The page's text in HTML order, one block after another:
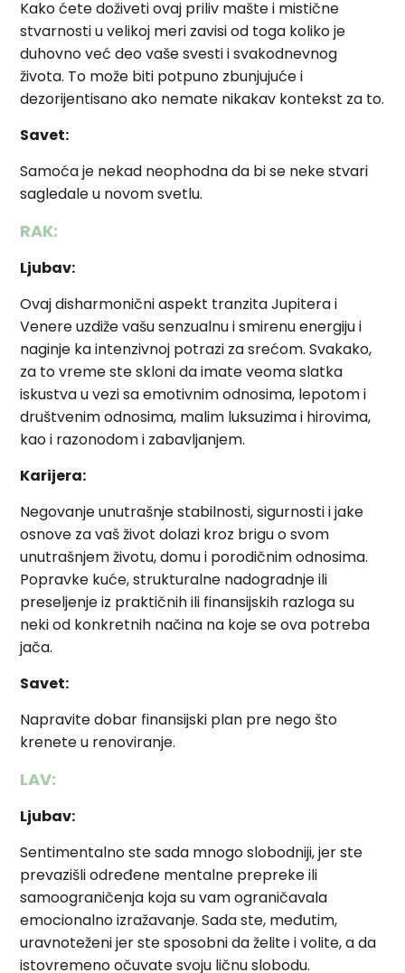
Kako ćete doživeti ovaj priliv mašte i mistične
stvarnosti u velikoj meri zavisi od toga koliko je
duhovno već deo vaše svesti i svakodnevnog
života. To može biti potpuno zbunjujuće i
dezorijentisano ako nemate nikakav kontekst za to.
Savet:
Samoća je nekad neophodna da bi se neke stvari
sagledale u novom svetlu.
RAK:
Ljubav:
Ovaj disharmonični aspekt tranzita Jupitera i
Venere uzdiže vašu senzualnu i smirenu energiju i
naginje ka intenzivnoj potrazi za srećom. Svakako,
za to vreme ste skloni da imate veoma slatka
iskustva u vezi sa emotivnim odnosima, lepotom i
društvenim odnosima, malim luksuzima i hirovima,
kao i razonodom i zabavljanjem.
Karijera:
Negovanje unutrašnje stabilnosti, sigurnosti i jake
osnove za vaš život dolazi kroz brigu o svom
unutrašnjem životu, domu i porodičnim odnosima.
Popravke kuće, strukturalne nadogradnje ili
preseljenje iz praktičnih ili finansijskih razloga su
neki od konkretnih načina na koje se ova potreba
jača.
Savet:
Napravite dobar finansijski plan pre nego što
krenete u renoviranje.
LAV:
Ljubav:
Sentimentalno ste sada mnogo slobodniji, jer ste
prevazišli određene mentalne prepreke ili
samoograničenja koja su vam ograničavala
emocionalno izražavanje. Sada ste, međutim,
uravnoteženi jer ste sposobni da želite i volite, a da
istovremeno očuvate svoju ličnu slobodu.